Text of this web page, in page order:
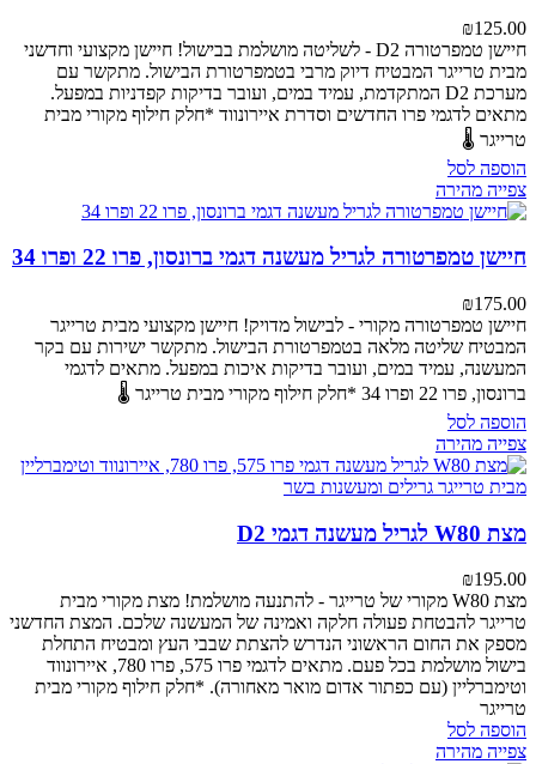
₪125.00
חיישן טמפרטורה D2 - לשליטה מושלמת בבישול!
חיישן מקצועי וחדשני
מבית טרייגר המבטיח דיוק מרבי בטמפרטורת הבישול. מתקשר עם
מערכת D2 המתקדמת, עמיד במים, ועובר בדיקות קפדניות במפעל.
מתאים לדגמי פרו החדשים וסדרת איירונווד *חלק חילוף מקורי מבית
טרייגר 🌡️
הוספה לסל
צפייה מהירה
חיישן טמפרטורה לגריל מעשנה דגמי ברונסון, פרו 22 ופרו 34
₪175.00
חיישן טמפרטורה מקורי - לבישול מדויק! חיישן מקצועי מבית טרייגר
המבטיח שליטה מלאה בטמפרטורת הבישול. מתקשר ישירות עם בקר
המעשנה, עמיד במים, ועובר בדיקות איכות במפעל. מתאים לדגמי
ברונסון, פרו 22 ופרו 34
*חלק חילוף מקורי מבית טרייגר 🌡️
הוספה לסל
צפייה מהירה
מצת W80 לגריל מעשנה דגמי D2
₪195.00
מצת W80 מקורי של טרייגר - להתנעה מושלמת!
מצת מקורי מבית
טרייגר להבטחת פעולה חלקה ואמינה של המעשנה שלכם. המצת החדשני
מספק את החום הראשוני הנדרש להצתת שבבי העץ ומבטיח התחלת
בישול מושלמת בכל פעם.
מתאים לדגמי פרו 575, פרו 780, איירונווד
וטימברליין (עם כפתור אדום מואר מאחורה). *חלק חילוף מקורי מבית
טרייגר
הוספה לסל
צפייה מהירה